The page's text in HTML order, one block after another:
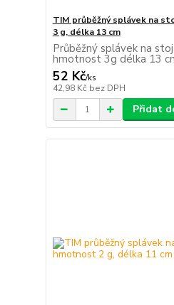
TIM průběžný splávek na
3 g, délka 13 cm
Průběžný splávek na
hmotnost 3g délka 13
52 Kč/ks
42,98 Kč bez DPH
Přidat